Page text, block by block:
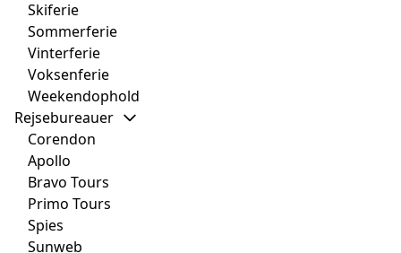
Skiferie
Sommerferie
Vinterferie
Voksenferie
Weekendophold
Rejsebureauer
Corendon
Apollo
Bravo Tours
Primo Tours
Spies
Sunweb